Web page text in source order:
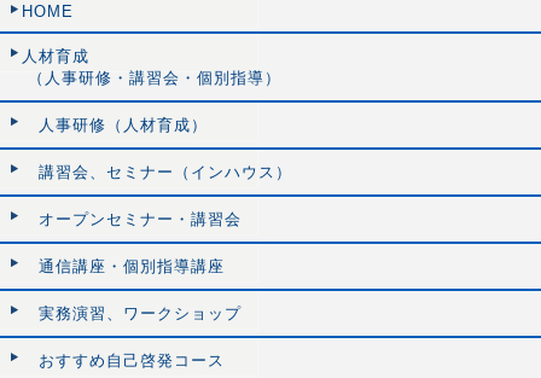
HOME
人材育成
（人事研修・講習会・個別指導）
人事研修（人材育成）
講習会、セミナー（インハウス）
オープンセミナー・講習会
通信講座・個別指導講座
実務演習、ワークショップ
おすすめ自己啓発コース